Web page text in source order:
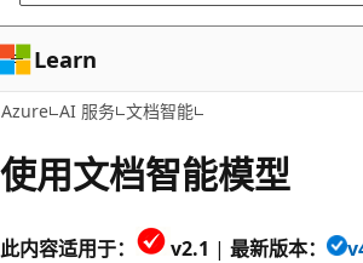
Learn
Azure AI 服务 文档智能
使用文档智能模型
此内容适用于： v2.1 | 最新版本：